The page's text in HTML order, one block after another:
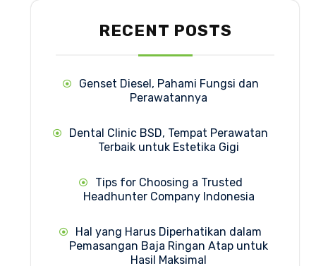
RECENT POSTS
Genset Diesel, Pahami Fungsi dan
Perawatannya
Dental Clinic BSD, Tempat Perawatan
Terbaik untuk Estetika Gigi
Tips for Choosing a Trusted
Headhunter Company Indonesia
Hal yang Harus Diperhatikan dalam
Pemasangan Baja Ringan Atap untuk
Hasil Maksimal